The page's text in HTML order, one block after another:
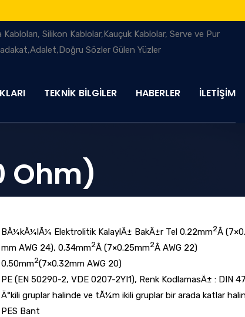
TEKNİK BİLGİLER HABERLER İLETİŞİM
Ohm)
BÃ¼kÃ¼lÃ¼ Elektrolitik KalaylÄ± BakÄ±r Tel 0.22mm2Â
mm AWG 24), 0.34mm2Â (7×0.25mm2Â AWG 22)
0.50mm2(7×0.32mm AWG 20)
PE (EN 50290-2, VDE 0207-2YI1), Renk KodlamasÄ± : DIN
Ä°kili gruplar halinde ve tÃ¼m ikili gruplar bir arada katlar
PES Bant